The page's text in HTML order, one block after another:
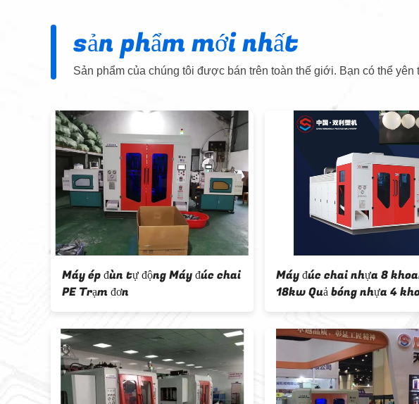
sản phẩm mới nhất
Sản phẩm của chúng tôi được bán trên toàn thế giới. Bạn có thể
Bar Loại máy thổi đùn chai
Trạm đôi
Máy thổi đùn chai mỹ phẩm 2 đầu
10ml trạm đôi